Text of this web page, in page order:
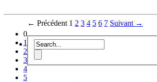
0
1
2
3
4
5
← Précédent 1 2 3 4 5 6 7 Suivant →